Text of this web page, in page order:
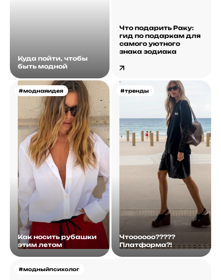
Куда пойти, чтобы
быть модной
Что подарить Раку:
гид по подаркам для
самого уютного
знака зодиака
#моднаяидея
Как носить рубашки
этим летом
#тренды
Чтоооооо?????
Платформа?!
#модныйпсихолог